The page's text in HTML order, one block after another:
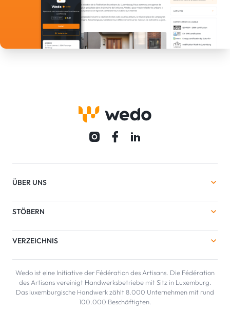
ÜBER UNS
STÖBERN
VERZEICHNIS
Wedo ist eine Initiative der Fédération des Artisans. Die Fédération
des Artisans vereinigt Handwerksbetriebe mit Sitz in Luxemburg.
Das luxemburgische Handwerk zählt 8.000 Unternehmen mit rund
100.000 Beschäftigten.